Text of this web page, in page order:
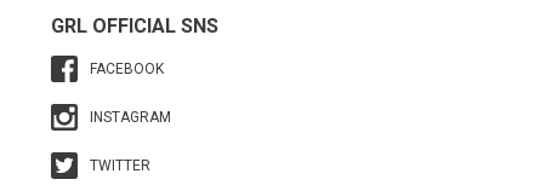
GRL OFFICIAL SNS
FACEBOOK
INSTAGRAM
TWITTER